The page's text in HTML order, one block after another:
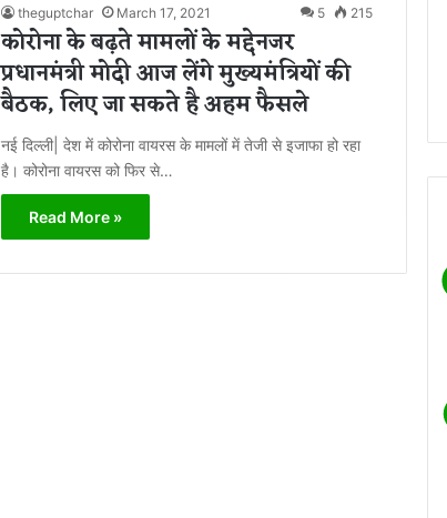
theguptchar March 17, 2021 5 215
कोरोना के बढ़ते मामलों के मद्देनजर
प्रधानमंत्री मोदी आज लेंगे मुख्यमंत्रियों की
बैठक, लिए जा सकते है अहम फैसले
नई दिल्ली| देश में कोरोना वायरस के मामलों में तेजी से इजाफा हो रहा
है। कोरोना वायरस को फिर से…
Read More »